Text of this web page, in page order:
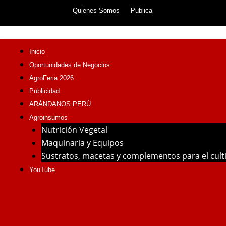
Quienes Somos Publica
Inicio
Oportunidades de Negocios
AgroFeria 2026
Publicidad
ARÁNDANOS PERÚ
Agroinsumos
Nutrición Vegetal
Maquinaria y Equipos
Sustratos, macetas y complementos para el
YouTube